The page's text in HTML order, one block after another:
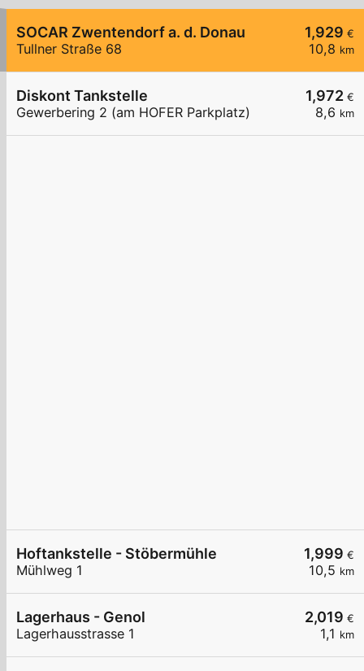
1,929 €
10,8 km
SOCAR Zwentendorf a. d. Donau
Tullner Straße 68
1,972 €
8,6 km
Diskont Tankstelle
Gewerbering 2 (am HOFER Parkplatz)
1,999 €
10,5 km
Hoftankstelle - Stöbermühle
Mühlweg 1
2,019 €
1,1 km
Lagerhaus - Genol
Lagerhausstrasse 1